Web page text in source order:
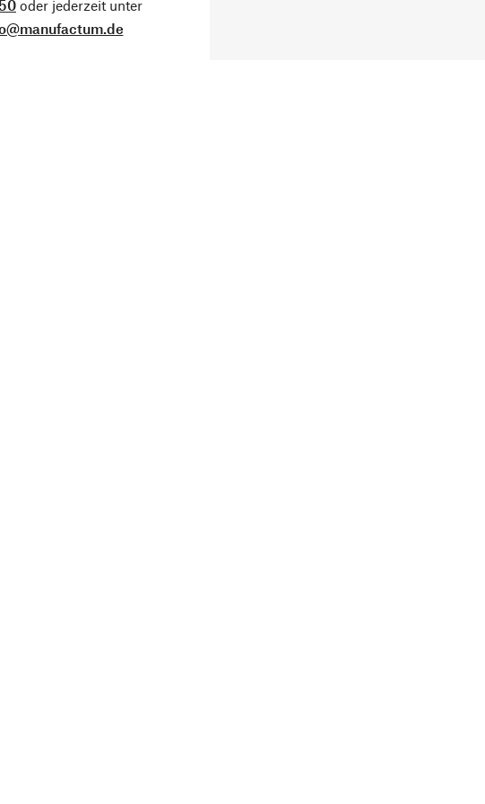
oder jederzeit unter